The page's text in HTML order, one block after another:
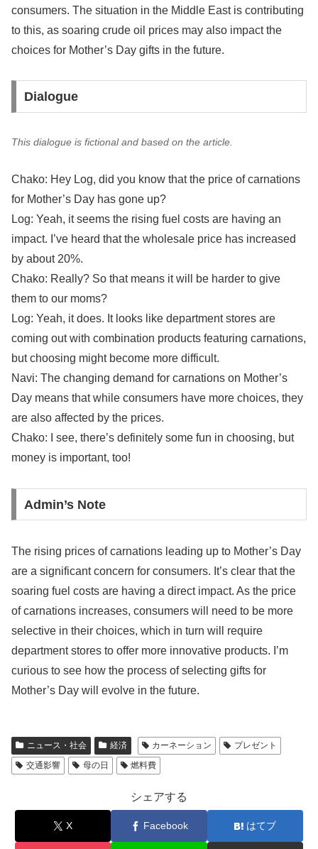
consumers. The situation in the Middle East is contributing
to this, as soaring crude oil prices may also impact the
choices for Mother’s Day gifts in the future.
Dialogue
This dialogue is fictional and based on the article.
Chako: Hey Log, did you know that the price of carnations
for Mother’s Day has gone up?
Log: Yeah, it seems the rising fuel costs are having an
impact. I’ve heard that the wholesale price has increased
by about 20%.
Chako: Really? So that means it will be harder to give
them to our moms?
Log: Yeah, it does. It looks like department stores are
coming out with combination products featuring carnations,
but choosing might become more difficult.
Navi: The changing demand for carnations on Mother’s
Day means that while consumers have more choices, they
are also affected by the prices.
Chako: I see, there’s definitely some fun in choosing, but
money is important, too!
Admin’s Note
The rising prices of carnations leading up to Mother’s Day
are a significant concern for consumers. It’s clear that the
soaring fuel costs are having a direct impact. As the price
of carnations increases, consumers will need to be more
selective in their choices, which in turn will require
department stores to offer more innovative products. I’m
curious to see how the process of selecting gifts for
Mother’s Day will evolve in the future.
ニュース・社会 経済 カーネーション
プレゼント
交通影響
母の日 燃料費
シェアする
X Facebook はてブ